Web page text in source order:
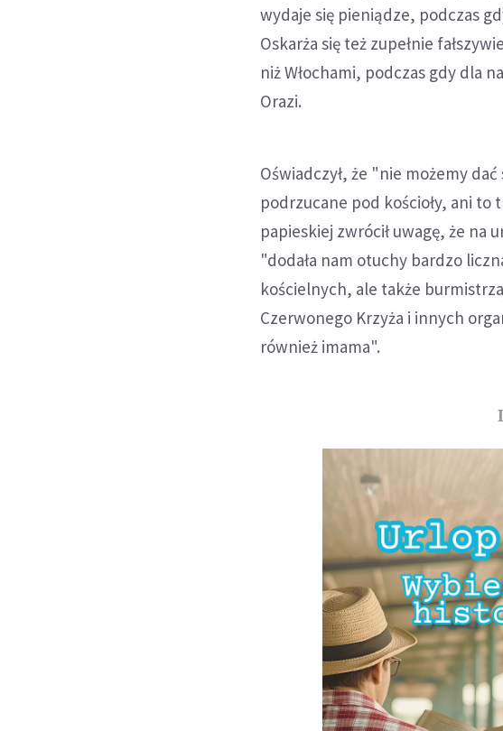
wydaje się pieniądze, podczas
Oskarża się też zupełnie
niż Włochami, podczas gdy dla
Orazi.
Oświadczył, że "nie możemy
podrzucane pod kościoły, ani to
papieskiej zwrócił uwagę, że
"dodała nam otuchy bardzo
kościelnych, ale także
Czerwonego Krzyża i innych
również imama".